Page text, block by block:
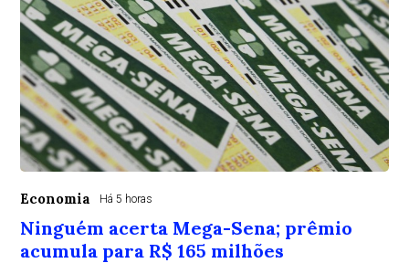
Economia Há 5 horas
Ninguém acerta Mega-Sena; prêmio
acumula para R$ 165 milhões